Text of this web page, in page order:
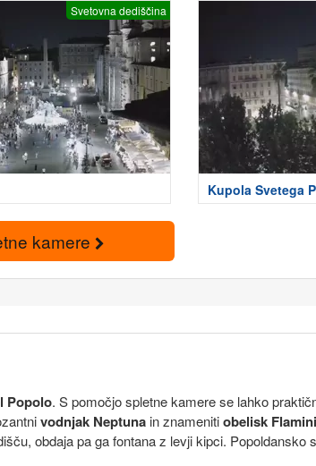
Svetovna dediščina
Kupola Svetega
kamere
Popolo. S pomočjo spletne kamere se lahko
vodnjak Neptuna in znamenitiobelisk
obdaja pa ga fontana z levji kipci. Popoldansko